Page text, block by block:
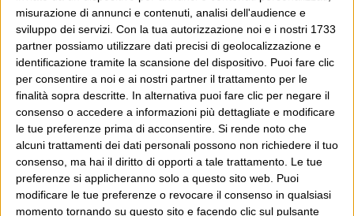
misurazione di annunci e contenuti, analisi dell'audience e
sviluppo dei servizi. Con la tua autorizzazione noi e i nostri 1733
partner possiamo utilizzare dati precisi di geolocalizzazione e
identificazione tramite la scansione del dispositivo. Puoi fare clic
per consentire a noi e ai nostri partner il trattamento per le
finalità sopra descritte. In alternativa puoi fare clic per negare il
consenso o accedere a informazioni più dettagliate e modificare
le tue preferenze prima di acconsentire. Si rende noto che
alcuni trattamenti dei dati personali possono non richiedere il tuo
consenso, ma hai il diritto di opporti a tale trattamento. Le tue
preferenze si applicheranno solo a questo sito web. Puoi
modificare le tue preferenze o revocare il consenso in qualsiasi
momento tornando su questo sito e facendo clic sul pulsante
capitato qui per altri giri.
In questo secondo caso, e se Wittgenstein ti piace,
potrebbe piacerti anche il Post: che è partito
proprio da qui, e dal voler portare gli approcci di
questo blog dentro a un progetto più grande.
Poi il Post è cresciuto ed è diventato anche altro:
un progetto giornalistico che prosegue da oltre 16
anni, grazie a chi lo scopre, lo apprezza e lo